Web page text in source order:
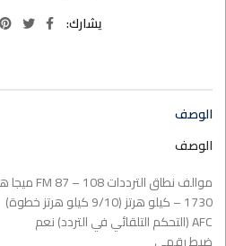
يشارك
الوصف
الوصف
– 1730 كيلو هرتز (9/10 كيلو هرتز خطوة)
AFC (التحكم التلقائي في التردد) نعم